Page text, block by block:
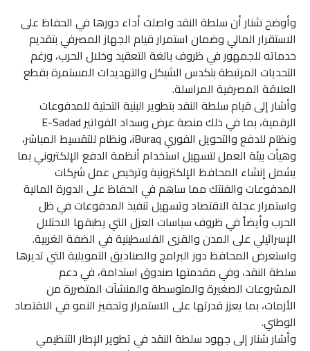
وأوضح شنار أن سلطة النقد واصلت أداء دورها في الحفاظ على
الاستقرار المالي وضمان استمرار قيام الجهاز المصرفي بتقديم
خدماته للجمهور في ظروف بالغة التعقيد وخلال الحرب، ورغم
التحديات المرتبطة بتكدس الشيكل والتهديدات المستمرة بقطع
العلاقة المصرفية المراسلة.
وأشار إلى قيام سلطة النقد بتطوير البنية التحتية للمدفوعات
الرقمية، بما في ذلك منصة عرض وسداد الفواتير E-Sadad
ونظام للدفع والتحويل الفوري iBuraq، ونظام للتقسيط المباشر،
وهيأت بيئة العمل لتسهيل استخدام أنظمة الدفع الإلكتروني بما
يشمل إنشاء المحافظ الإلكترونية وترخيص عمل شركات
المدفوعات والفنتك مما ساهم في الحفاظ على الدورة المالية
واستمرار عجلة الاقتصاد وتسهيل تنفيذ المدفوعات في ظل
الحرب وأيضاً في ظروف سياسات العزل التي يطبقها الاحتلال
الإسرائيلي على المدن والقرى الفلسطينية في الضفة الغربية.
واستعرض المحافظ دور البرامج والصناديق التمويلية التي تديرها
سلطة النقد، وفي مقدمتها صندوق استدامة، في دعم
المشروعات الصغيرة والمتوسطة والمنشآت المتضررة من
الأزمات، بما يعزز قدرتها على الاستمرار وتحفيز النمو في الاقتصاد
الوطني.
وأشار شنار إلى جهود سلطة النقد في تطوير الإطار التنظيمي